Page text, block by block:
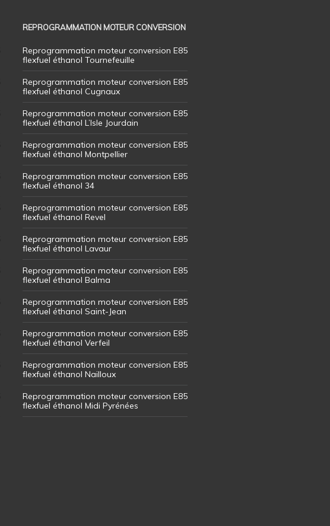
REPROGRAMMATION MOTEUR CONVERSION
Reprogrammation moteur conversion E85
flexfuel éthanol Tournefeuille
Reprogrammation moteur conversion E85
flexfuel éthanol Cugnaux
Reprogrammation moteur conversion E85
flexfuel éthanol L’Isle Jourdain
Reprogrammation moteur conversion E85
flexfuel éthanol Montpellier
Reprogrammation moteur conversion E85
flexfuel éthanol 34
Reprogrammation moteur conversion E85
flexfuel éthanol Revel
Reprogrammation moteur conversion E85
flexfuel éthanol Lavaur
Reprogrammation moteur conversion E85
flexfuel éthanol Balma
Reprogrammation moteur conversion E85
flexfuel éthanol Saint-Jean
Reprogrammation moteur conversion E85
flexfuel éthanol Verfeil
Reprogrammation moteur conversion E85
flexfuel éthanol Nailloux
Reprogrammation moteur conversion E85
flexfuel éthanol Midi Pyrénées